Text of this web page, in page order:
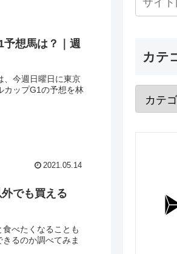
予想馬は？｜週
、今週日曜日に東京
カップG1の予想を林
2021.05.14
でも買える
べたくなることも
るのか調べてみま
カテ